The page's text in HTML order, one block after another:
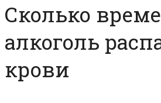
Сколько
алкоголь
крови